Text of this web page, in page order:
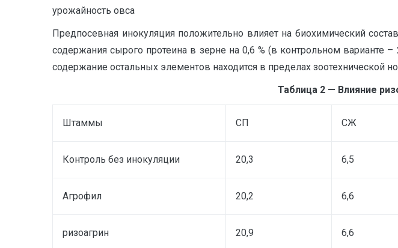
урожайность овса
Предпосевная инокуляция положительно влияет на биохимический
содержания сырого протеина в зерне на 0,6 % (в контрольном варианте
содержание остальных элементов находится в пределах зоотехнической
Таблица 2 — Влияние
Штаммы СП СЖ
Контроль без инокуляции 20,3 6,5
Агрофил 20,2 6,6
ризоагрин 20,9 6,6